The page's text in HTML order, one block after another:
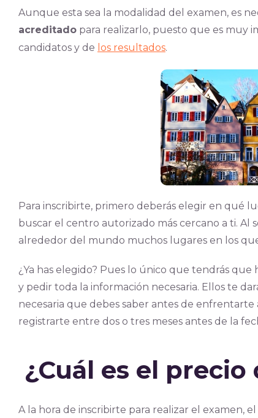
Aunque esta sea la modalidad del examen, es
acreditado para realizarlo, puesto que es muy
candidatos y de los resultados.
Para inscribirte, primero deberás elegir en qué
buscar el centro autorizado más cercano a ti. Al
alrededor del mundo muchos lugares en los
¿Ya has elegido? Pues lo único que tendrás que
y pedir toda la información necesaria. Ellos te
necesaria que debes saber antes de
registrarte entre dos o tres meses antes de la
¿Cuál es el
A la hora de inscribirte para realizar el examen,